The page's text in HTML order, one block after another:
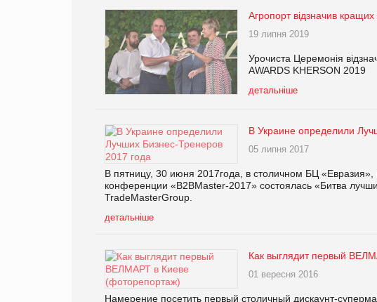
Агропорт відзначив
19 липня 2019
Урочиста Церемонія
АWARDS KHERSON 2019
детальніше
В Украине определили
05 липня 2017
В пятницу, 30 июня 2017года, в столичном БЦ «Евразия»,
конференции «B2BMaster-2017» состоялась «Битва
TradeMasterGroup.
детальніше
Как выглядит первый
01 вересня 2016
Намерение посетить первый столичный дискаунт-